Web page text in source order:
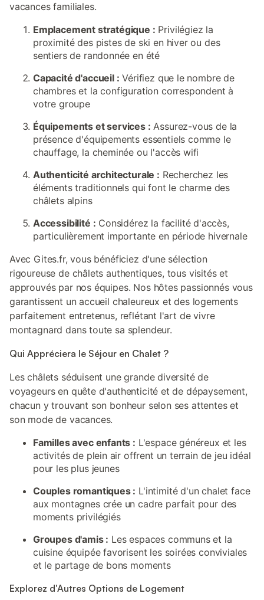
vacances familiales.
Emplacement stratégique : Privilégiez la
proximité des pistes de ski en hiver ou des
sentiers de randonnée en été
Capacité d'accueil : Vérifiez que le nombre de
chambres et la configuration correspondent à
votre groupe
Équipements et services : Assurez-vous de la
présence d'équipements essentiels comme le
chauffage, la cheminée ou l'accès wifi
Authenticité architecturale : Recherchez les
éléments traditionnels qui font le charme des
châlets alpins
Accessibilité : Considérez la facilité d'accès,
particulièrement importante en période hivernale
Avec Gites.fr, vous bénéficiez d'une sélection
rigoureuse de châlets authentiques, tous visités et
approuvés par nos équipes. Nos hôtes passionnés vous
garantissent un accueil chaleureux et des logements
parfaitement entretenus, reflétant l'art de vivre
montagnard dans toute sa splendeur.
Qui Appréciera le Séjour en Chalet ?
Les châlets séduisent une grande diversité de
voyageurs en quête d'authenticité et de dépaysement,
chacun y trouvant son bonheur selon ses attentes et
son mode de vacances.
Familles avec enfants : L'espace généreux et les
activités de plein air offrent un terrain de jeu idéal
pour les plus jeunes
Couples romantiques : L'intimité d'un chalet face
aux montagnes crée un cadre parfait pour des
moments privilégiés
Groupes d'amis : Les espaces communs et la
cuisine équipée favorisent les soirées conviviales
et le partage de bons moments
Explorez d'Autres Options de Logement